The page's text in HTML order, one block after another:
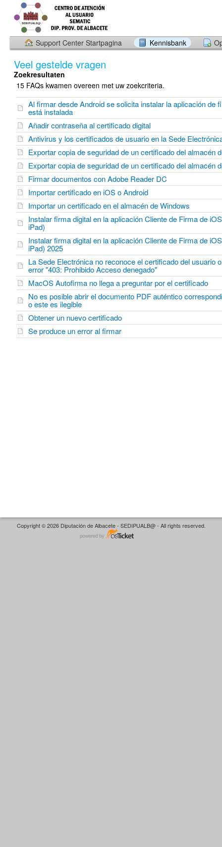
Support Center Startpagina Kennisbank
Veel gestelde vragen
Zoekresultaten
15 FAQs kwamen overeen met uw zoekcriteria.
Al firmar desde Android se solicita instalar la aplicación de
está instalada
Añadir contraseña al certificado digital
Antivirus y los certificados de usuario en la Sede
Exportar copia de seguridad de un certificado del almacén
Exportar copia de seguridad de un certificado del almacén
Firmar documentos con Adobe Reader DC
Importar certificado en iOS o Android
Importar un certificado en el almacén de Windows
Instalar firma digital en la aplicación Cliente de Firma de
iPad)
Instalar firma digital en la aplicación Cliente de Firma de
iPad) 2025
La Sede Electrónica no reconoce el certificado del usuario
error "403: Prohibido Acceso denegado"
MacOS Autofirma no llega a preguntar por el certificado
No es posible abrir el documento PDF auténtico
o este es ilegible
Obtener un nuevo certificado
Se produce un error al firmar
Copyright © 2026 Diputación de Albacete - SEDIPUALB@ - All rights reserved.